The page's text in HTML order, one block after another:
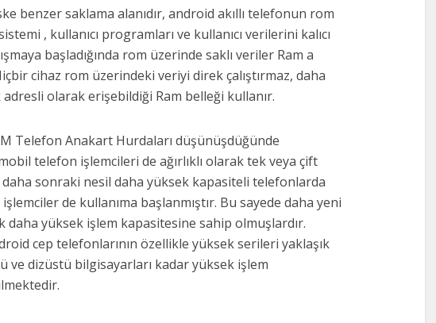
benzer saklama alanıdır, android akıllı telefonun rom
, kullanıcı programları ve kullanıcı verilerini kalıcı
başladığında rom üzerinde saklı veriler Ram a
cihaz rom üzerindeki veriyi direk çalıştırmaz, daha
adresli olarak erişebildiği Ram belleği kullanır.
Telefon Anakart Hurdaları düşünüşdüğünde
telefon işlemcileri de ağırlıklı olarak tek veya çift
sonraki nesil daha yüksek kapasiteli telefonlarda
de kullanıma başlanmıştır. Bu sayede daha yeni
daha yüksek işlem kapasitesine sahip olmuşlardır.
cep telefonlarının özellikle yüksek serileri yaklaşık
ve dizüstü bilgisayarları kadar yüksek işlem